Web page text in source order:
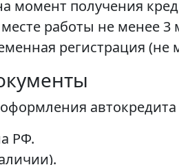
момент получения
работы не менее 3
регистрация (не
РФ.